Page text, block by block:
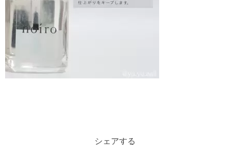
シェアする